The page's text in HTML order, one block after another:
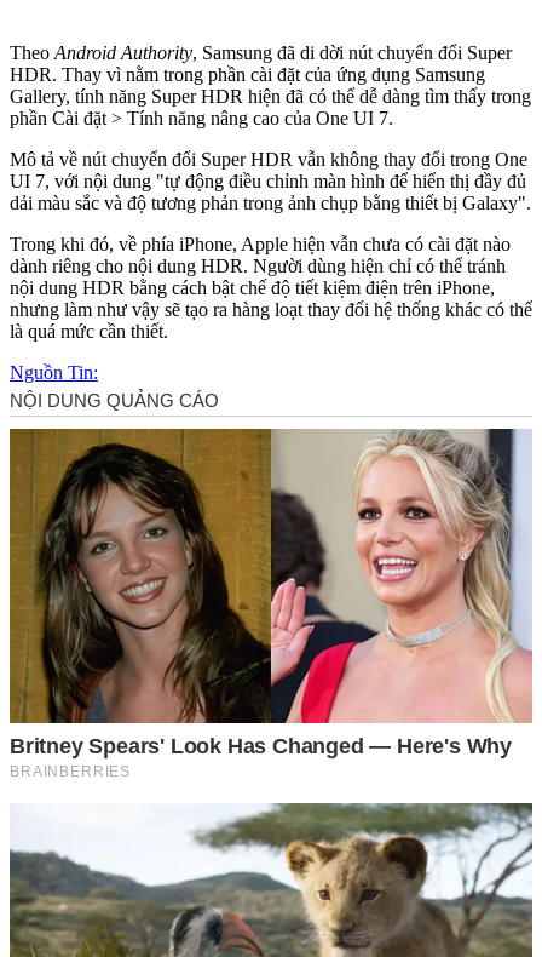
Theo Android Authority, Samsung đã di dời nút chuyển đổi Super
HDR. Thay vì nằm trong phần cài đặt của ứng dụng Samsung
Gallery, tính năng Super HDR hiện đã có thể dễ dàng tìm thấy trong
phần Cài đặt > Tính năng nâng cao của One UI 7.
Mô tả về nút chuyển đổi Super HDR vẫn không thay đổi trong One
UI 7, với nội dung "tự động điều chỉnh màn hình để hiển thị đầy đủ
dải màu sắc và độ tương phản trong ảnh chụp bằng thiết bị Galaxy".
Trong khi đó, về phía iPhone, Apple hiện vẫn chưa có cài đặt nào
dành riêng cho nội dung HDR. Người dùng hiện chỉ có thể tránh
nội dung HDR bằng cách bật chế độ tiết kiệm điện trên iPhone,
nhưng làm như vậy sẽ tạo ra hàng loạt thay đổi hệ thống khác có thể
là quá mức cần thiết.
Nguồn Tin: